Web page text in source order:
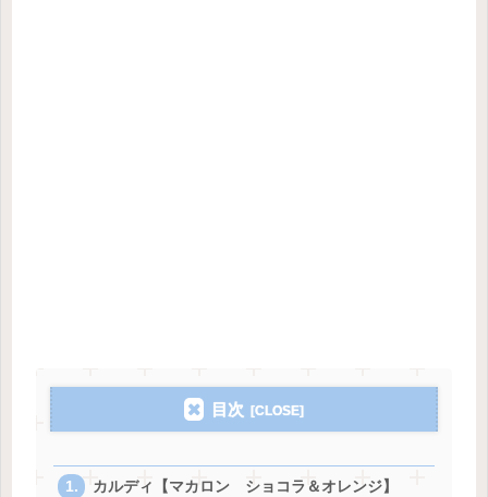
目次
カルディ【マカロン ショコラ＆オレンジ】